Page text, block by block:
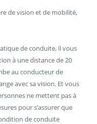
de vision et de mobilité,
de conduite, il vous
à une distance de 20
au conducteur de
avec sa vision. Et vous
ne mettent pas à
pour s’assurer que
de conduite